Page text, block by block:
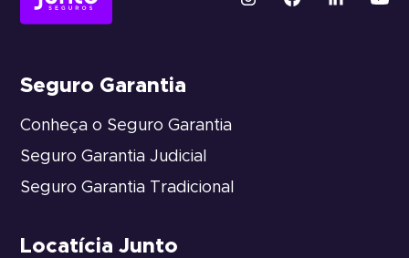
Seguro Garantia
Conheça o Seguro Garantia
Seguro Garantia Judicial
Seguro Garantia Tradicional
Locatícia Junto